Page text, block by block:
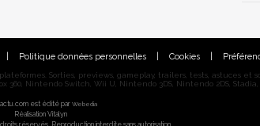
Politique données personnelles Cookies
Sorties, previews, gameplay, trailers, tests, astuces et
360, Nintendo Switch, Wii U, Nintendo 3DS, Nintendo 2DS, Stadia,
est édité parWebedia
Réalisation Vitalyn